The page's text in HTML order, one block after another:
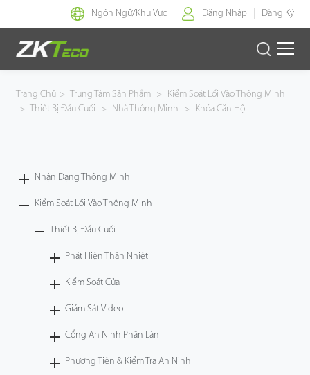
Ngôn Ngữ/Khu Vực Đăng Nhập Đăng Ký
Nhận Dạng Thông Minh
Armatura
Công Nghệ
Trang Chủ > Trung Tâm Sản Phẩm >
Kiểm Soát Lối Vào Thông Minh
>
Thiết Bị Đầu Cuối > Nhà Thông Minh > Khóa Căn Hộ
Nhận Dạng Thông Minh
Kiểm Soát Lối Vào Thông Minh
Thiết Bị Đầu Cuối
Phát Hiện Thân Nhiệt
Kiểm Soát Cửa
Giám Sát Video
Cổng An Ninh Phân Làn
Phương Tiện & Kiểm Tra An Ninh